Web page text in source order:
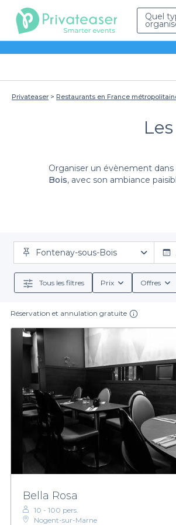
Quel
Privateaser Restaurants en France
Organiser un évènement
Bois, avec son ambiance
Sur la plateforme Privateaser,
pouvez explorer une diversité
personnalisés, nos partenaires
comprenant des
Utiliser Privateaser pour votre
votre évènement. Notre
d'accueil des
N'attendez plus pour découvrir
Fontenay-sous-Bois
Tous les filtres Prix Offres
Réservation et annulation gratuite
Bella Rosa
10 - 100 pers.
Nogent-sur-Marne